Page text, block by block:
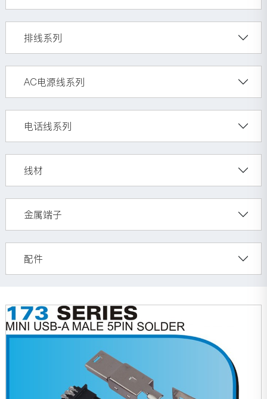
排线系列
AC电源线系列
电话线系列
线材
金属端子
配件